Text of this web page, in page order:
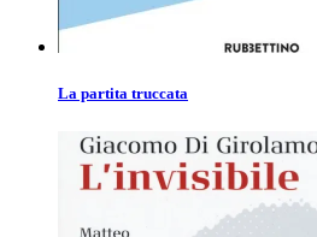
La partita truccata